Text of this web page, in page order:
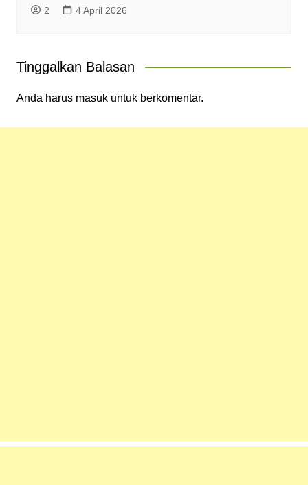
2 4 April 2026
Tinggalkan Balasan
Anda harus masukuntuk berkomentar.